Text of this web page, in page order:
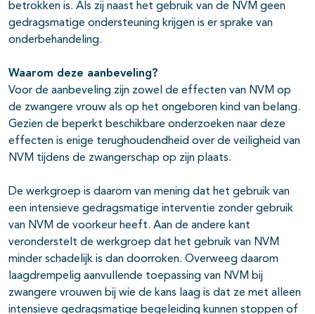
betrokken is. Als zij naast het gebruik van de NVM geen
gedragsmatige ondersteuning krijgen is er sprake van
onderbehandeling.
Waarom deze aanbeveling?
Voor de aanbeveling zijn zowel de effecten van NVM op
de zwangere vrouw als op het ongeboren kind van belang.
Gezien de beperkt beschikbare onderzoeken naar deze
effecten is enige terughoudendheid over de veiligheid van
NVM tijdens de zwangerschap op zijn plaats.
De werkgroep is daarom van mening dat het gebruik van
een intensieve gedragsmatige interventie zonder gebruik
van NVM de voorkeur heeft. Aan de andere kant
veronderstelt de werkgroep dat het gebruik van NVM
minder schadelijk is dan doorroken. Overweeg daarom
laagdrempelig aanvullende toepassing van NVM bij
zwangere vrouwen bij wie de kans laag is dat ze met alleen
intensieve gedragsmatige begeleiding kunnen stoppen of